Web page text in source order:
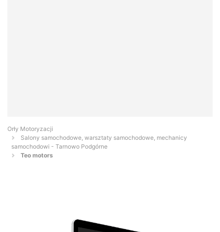
Orły Motoryzacji
Salony samochodowe, warsztaty samochodowe, mechanicy
samochodowi - Tarnowo Podgórne
Teo motors